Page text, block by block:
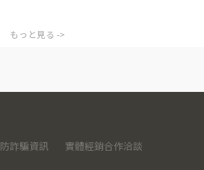
もっと見る ->
防詐騙資訊
實體經銷合作洽談